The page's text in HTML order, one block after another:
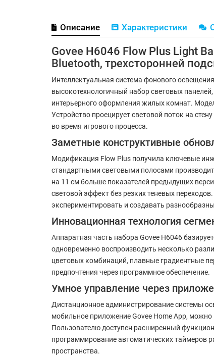
Описание Характеристики
Govee H6046 Flow Plus Light
Bluetooth, трехсторонней
Интеллектуальная система фонового
высокотехнологичный набор световых
интерьерного оформления жилых комнат.
Устройство проецирует световой поток на
во время игрового процесса.
Заметные конструктивные
Модификация Flow Plus получила ключевые
стандартными световыми полосами
на 11 см больше показателей предыдущих
световой эффект без резких теневых
экспериментировать и создавать
Инновационная технология
Аппаратная часть набора Govee H6046
одновременно воспроизводить несколько
цветовых комбинаций, плавные градиентные
предпочтения через программное обеспечение.
Умное управление через
Дистанционное администрирование системы
мобильное приложение Govee Home App,
Пользователю доступен расширенный
программирование автоматических таймеров
пространства.